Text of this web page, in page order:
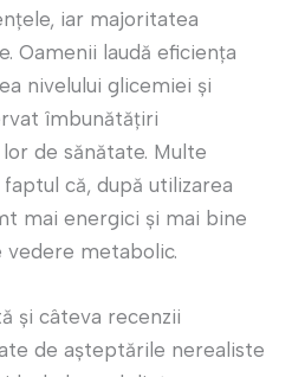
iar majoritatea
Oamenii laudă eficiența
nivelului glicemiei și
îmbunătățiri
de sănătate. Multe
că, după utilizarea
mai energici și mai bine
metabolic.
și câteva recenzii
de așteptările nerealiste